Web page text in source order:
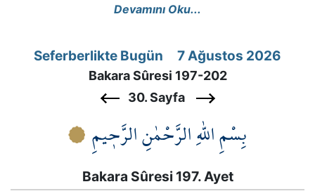
Devamını Oku...
Seferberlikte Bugün 7 Ağustos 2026
Bakara Sûresi 197-202
30. Sayfa
بِسْمِ اللّٰهِ الرَّحْمٰنِ الرَّح۪يمِ
Bakara Sûresi 197. Ayet